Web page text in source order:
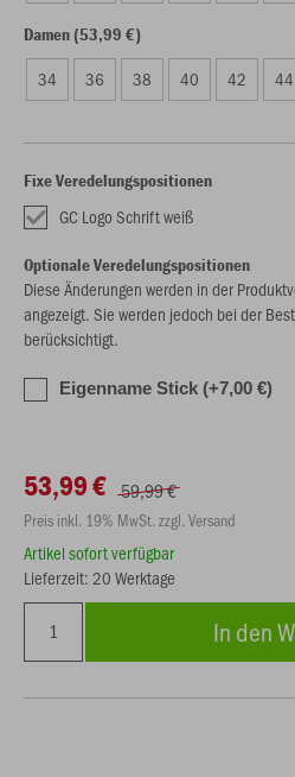
Damen (53,99 €)
34 36 38 40 42 44
Fixe Veredelungspositionen
GC Logo Schrift weiß
Optionale Veredelungspositionen
Diese Änderungen werden in der
angezeigt. Sie werden jedoch bei der
berücksichtigt.
Eigenname Stick (+7,00 €)
53,99 € 59,99 €
Preis inkl. 19% MwSt. zzgl. Versand
Artikel sofort verfügbar
Lieferzeit: 20 Werktage
In den